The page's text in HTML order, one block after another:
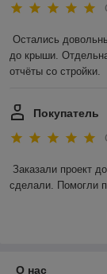
Остались
до крыши.
отчёты со стройки.
Покупатель
Заказали проект
сделали. Помогли
О нас